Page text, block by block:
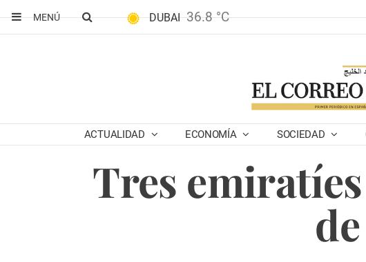
MENÚ
DUBAI 36.8 °C
ACTUALIDAD ECONOMÍA SOCIEDAD
Tres